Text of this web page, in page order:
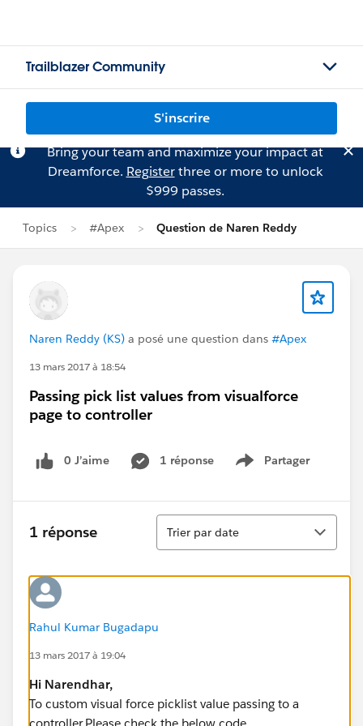
Trailblazer Community
S'inscrire
Bring your team and maximize your impact at
Dreamforce. Registerthree or more to unlock
$999 passes.
Topics #Apex Question de Naren Reddy
Naren Reddy (KS) a posé une question dans #Apex
13 mars 2017 à 18:54
Passing pick list values from visualforce
page to controller
0 J’aime 1 réponse Partager
Show menu
1 réponse
Tri
Trier par date
Rahul Kumar Bugadapu
13 mars 2017 à 19:04
Hi Narendhar,
To custom visual force picklist value passing to a